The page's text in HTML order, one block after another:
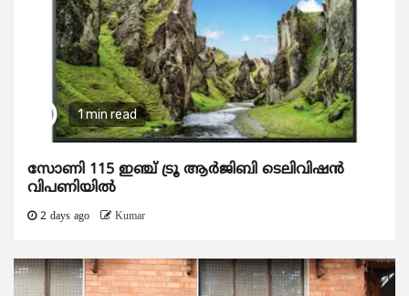
1 min read
സോണി 115 ഇഞ്ച് ട്രൂ ആർജിബി ടെലിവിഷൻ
വിപണിയിൽ
2 days ago Kumar